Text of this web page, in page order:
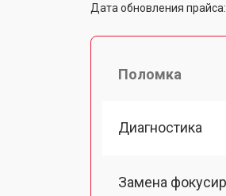
Дата обновления
Поломка
Диагностика
Замена